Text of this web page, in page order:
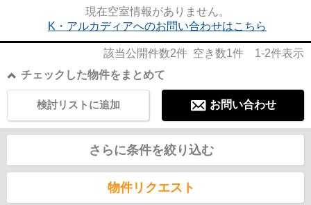
現在空室情報がありません。
K・アルカディアへのお問い合わせはこちら
該当公開件数2件 空き数1件 1-2件表示
チェックした物件をまとめて
お問い合わせ
検討リストに追加
さらに条件を絞り込む
物件リクエスト